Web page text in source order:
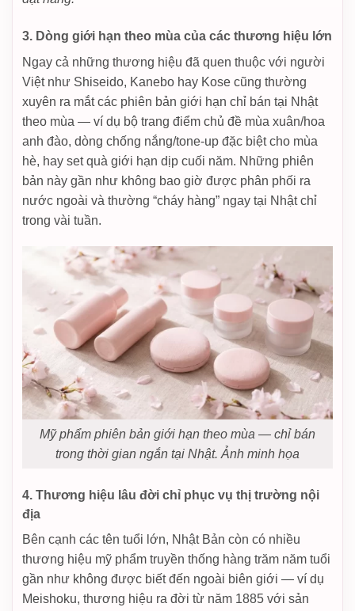
3. Dòng giới hạn theo mùa của các thương hiệu lớn
Ngay cả những thương hiệu đã quen thuộc với người
Việt như Shiseido, Kanebo hay Kose cũng thường
xuyên ra mắt các phiên bản giới hạn chỉ bán tại Nhật
theo mùa — ví dụ bộ trang điểm chủ đề mùa xuân/hoa
anh đào, dòng chống nắng/tone-up đặc biệt cho mùa
hè, hay set quà giới hạn dịp cuối năm. Những phiên
bản này gần như không bao giờ được phân phối ra
nước ngoài và thường “cháy hàng” ngay tại Nhật chỉ
trong vài tuần.
Mỹ phẩm phiên bản giới hạn theo mùa — chỉ bán
trong thời gian ngắn tại Nhật. Ảnh minh họa
4. Thương hiệu lâu đời chỉ phục vụ thị trường nội
địa
Bên cạnh các tên tuổi lớn, Nhật Bản còn có nhiều
thương hiệu mỹ phẩm truyền thống hàng trăm năm tuổi
gần như không được biết đến ngoài biên giới — ví dụ
Meishoku, thương hiệu ra đời từ năm 1885 với sản